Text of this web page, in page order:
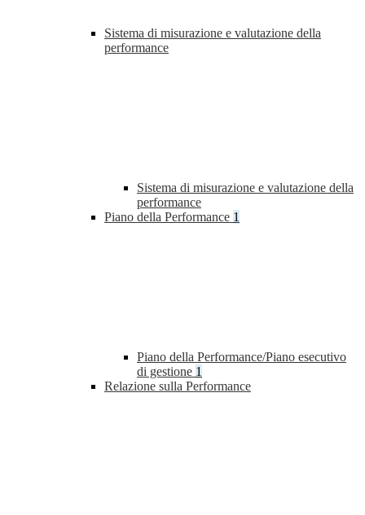
Sistema di misurazione e valutazione della
performance
Sistema di misurazione e valutazione della
performance
Piano della Performance 1
Piano della Performance/Piano esecutivo
di gestione 1
Relazione sulla Performance